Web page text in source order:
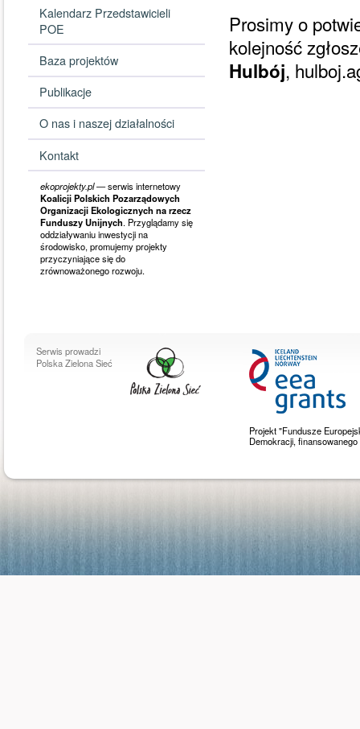
Kalendarz Przedstawicieli
POE
Baza projektów
Publikacje
O nas i naszej działalności
Kontakt
ekoprojekty.pl— serwis internetowy
Koalicji Polskich Pozarządowych
Organizacji Ekologicznych na rzecz
Funduszy Unijnych. Przyglądamy się
oddziaływaniu inwestycji na
środowisko, promujemy projekty
przyczyniające się do
zrównoważonego rozwoju.
Prosimy o
kolejność
Hulbój,
Serwis prowadzi
Polska Zielona Sieć
Projekt "Fundusze
Demokracji,